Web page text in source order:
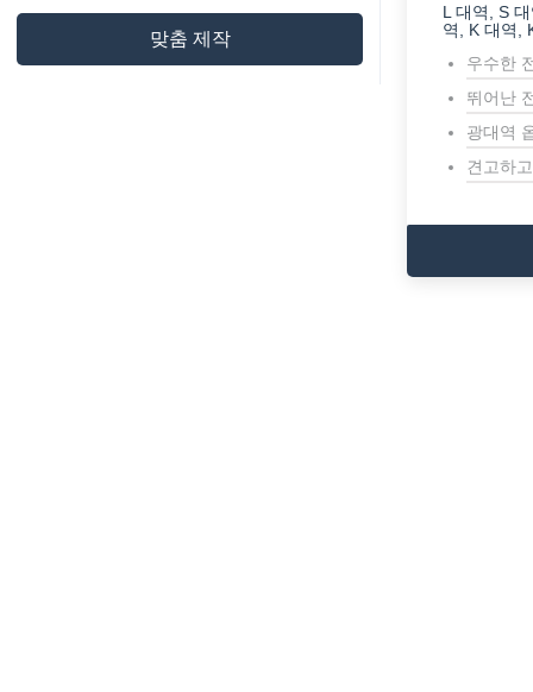
맞춤 제작
L 대역, S
역, K 대역,
우수한
뛰어난
광대역
견고하